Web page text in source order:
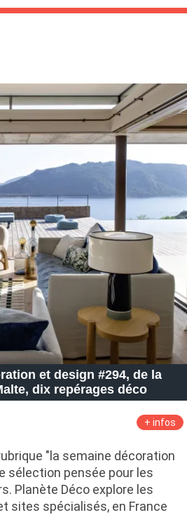
et design #294, de la
dix repérages déco
+ infos
"la semaine décoration
sélection pensée pour les
Planète Déco explore les
sites spécialisés, en France